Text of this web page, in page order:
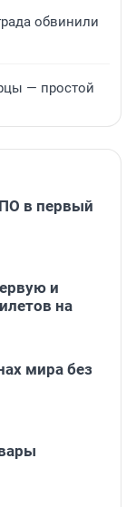
обвинили
— простой
в первый
и
на
мира без